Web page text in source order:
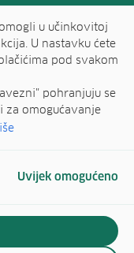
u učinkovitoj
U nastavku ćete
pod svakom
pohranjuju se
za omogućavanje
Uvijek omogućeno